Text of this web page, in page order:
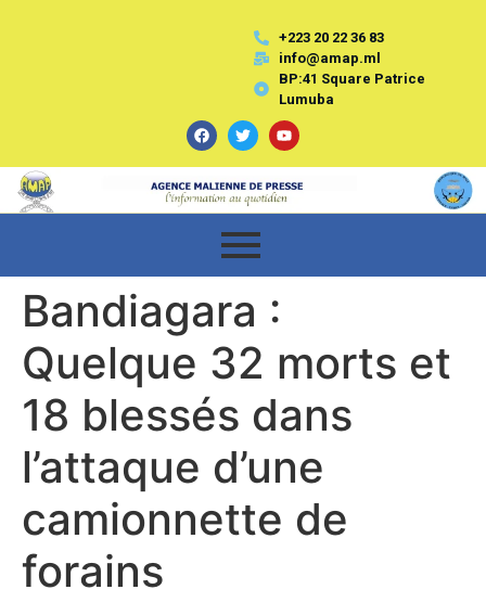
+223 20 22 36 83
info@amap.ml
BP:41 Square Patrice
Lumuba
Bandiagara :
Quelque 32 morts et
18 blessés dans
l’attaque d’une
camionnette de
forains